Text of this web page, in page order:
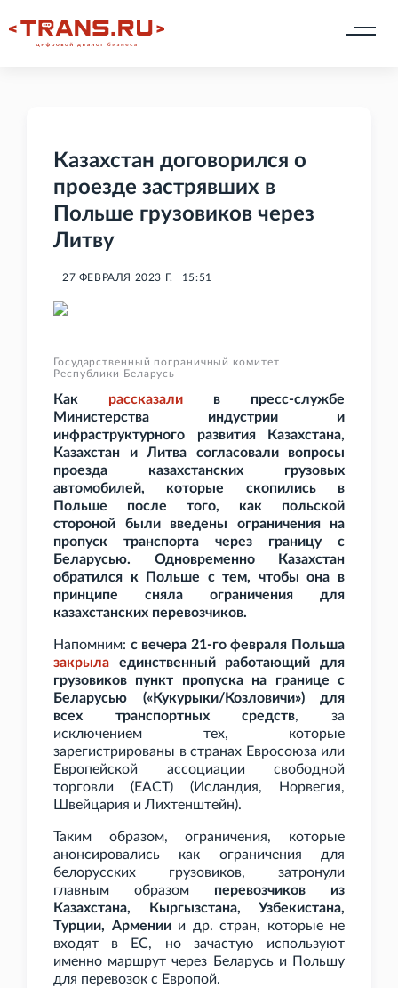
Казахстан договорился о
проезде застрявших в
Польше грузовиков через
Литву
27 ФЕВРАЛЯ 2023 Г. 15:51
Государственный пограничный комитет
Республики Беларусь
Как рассказали в пресс-службе
Министерства индустрии и
инфраструктурного развития Казахстана,
Казахстан и Литва согласовали вопросы
проезда казахстанских грузовых
автомобилей, которые скопились в
Польше после того, как польской
стороной были введены ограничения на
пропуск транспорта через границу с
Беларусью. Одновременно Казахстан
обратился к Польше с тем, чтобы она в
принципе сняла ограничения для
казахстанских перевозчиков.
Напомним: с вечера 21-го февраля Польша
закрыла единственный работающий для
грузовиков пункт пропуска на границе с
Беларусью («Кукурыки/Козловичи») для
всех транспортных средств, за
исключением тех, которые
зарегистрированы в странах Евросоюза или
Европейской ассоциации свободной
торговли (ЕАСТ) (Исландия, Норвегия,
Швейцария и Лихтенштейн).
Таким образом, ограничения, которые
анонсировались как ограничения для
белорусских грузовиков, затронули
главным образом перевозчиков из
Казахстана, Кыргызстана, Узбекистана,
Турции, Армениии др. стран, которые не
входят в ЕС, но зачастую используют
именно маршрут через Беларусь и Польшу
для перевозок с Европой.